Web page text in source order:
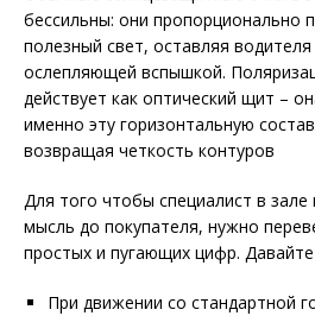
бессильны: они пропорционально
полезный свет, оставляя
ослепляющей вспышкой.
действует как оптический щит –
именно эту горизонтальную
возвращая четкость контуров
Для того чтобы специалист в зале
мысль до покупателя, нужно
простых и пугающих цифр.
При движении со стандартной